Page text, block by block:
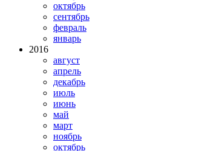
октябрь
сентябрь
февраль
январь
2016
август
апрель
декабрь
июль
июнь
май
март
ноябрь
октябрь